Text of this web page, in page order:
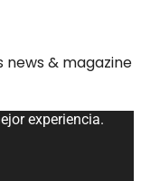
news & magazine
experiencia.